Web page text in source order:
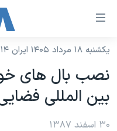
لینکهای
دسترسی
جهش
محتوای
اصلی
نسخه سبک وب‌سایت
موضوع ها
ایران
برنامه های تلویزیونی
یکشنبه ۱۸ مرداد ۱۴۰۵ ایران ۱۰:۱۴
نصب بال های
بين المللی
۳۰ اسفند ۱۳۸۷